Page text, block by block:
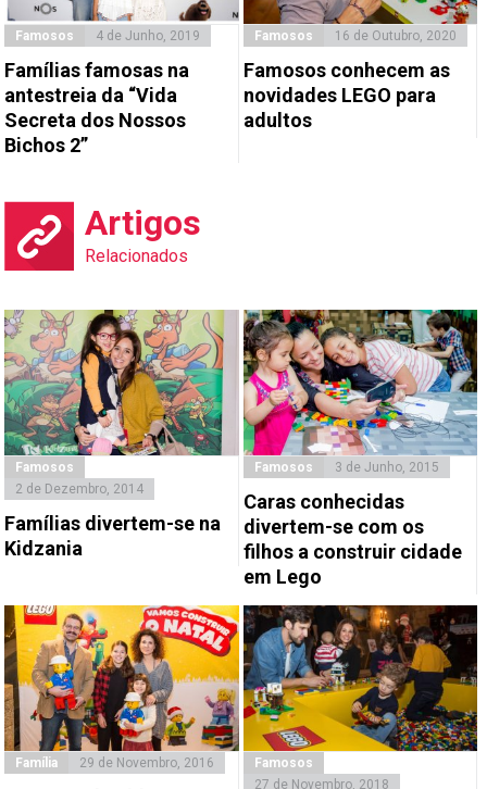
Famosos 4 de Junho, 2019
Famílias famosas na
antestreia da “Vida
Secreta dos Nossos
Bichos 2”
Famosos 16 de Outubro, 2020
Famosos conhecem as
novidades LEGO para
adultos
Artigos
Relacionados
Famosos
2 de Dezembro, 2014
Famílias divertem-se na
Kidzania
Famosos 3 de Junho, 2015
Caras conhecidas
divertem-se com os
filhos a construir cidade
em Lego
Família 29 de Novembro, 2016
Famosos
27 de Novembro, 2018